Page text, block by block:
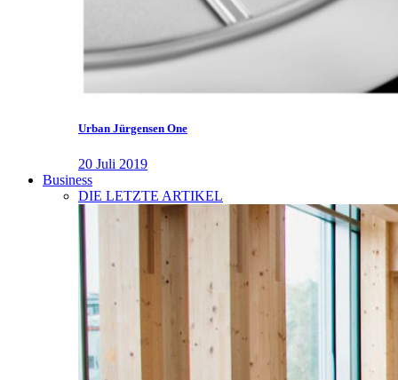
Urban Jürgensen One
20 Juli 2019
Business
DIE LETZTE ARTIKEL